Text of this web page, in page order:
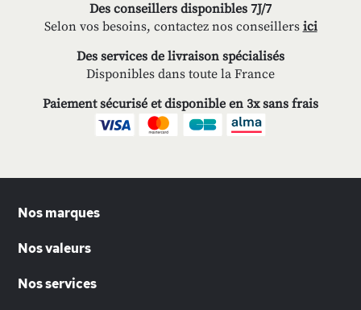
Des conseillers disponibles 7J/7
Selon vos besoins, contactez nos conseillers ici
Des services de livraison spécialisés
Disponibles dans toute la France
Paiement sécurisé et disponible en 3x sans frais
Nos marques
Nos valeurs
Nos services